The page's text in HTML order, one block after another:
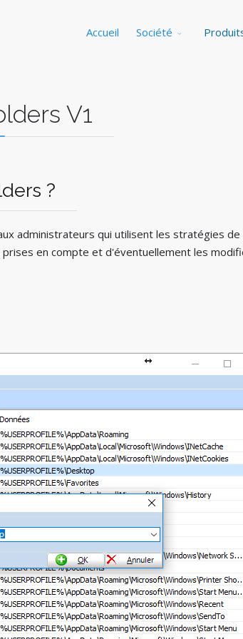
Accueil Société
V1
?
administrateurs qui utilisent les stratégies
en compte et d'éventuellement les